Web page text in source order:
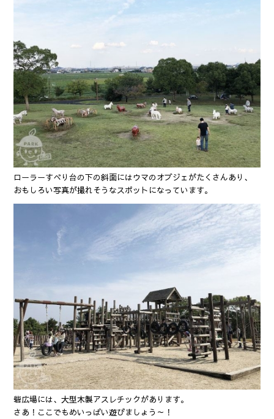
ローラーすべり台の下の斜面にはウマのオブジェがたくさんあり、
おもしろい写真が撮れそうなスポットになっています。
砦広場には、大型木製アスレチックがあります。
さあ！ここでもめいっぱい遊びましょう～！